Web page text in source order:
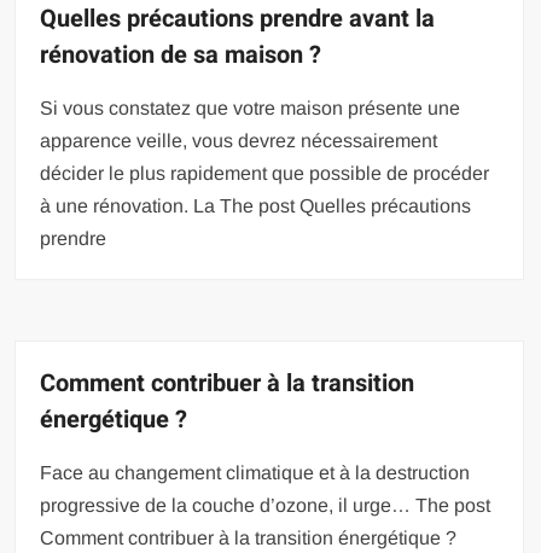
Quelles précautions prendre avant la
rénovation de sa maison ?
Si vous constatez que votre maison présente une
apparence veille, vous devrez nécessairement
décider le plus rapidement que possible de procéder
à une rénovation. La The post Quelles précautions
prendre
Comment contribuer à la transition
énergétique ?
Face au changement climatique et à la destruction
progressive de la couche d’ozone, il urge… The post
Comment contribuer à la transition énergétique ?